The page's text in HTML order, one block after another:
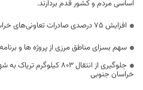
اساسی مردم و کشور قدم بردارند.
افزایش ۷۵ درصدی صادرات تعاونی‌های خراسان جنوبی
سهم بسزای مناطق مرزی از پروژه ها و
جلوگیری از انتقال 803
خراسان جنوبی